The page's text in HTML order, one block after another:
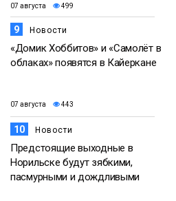
07 августа 499
9 Новости
«Домик Хоббитов» и «Самолёт в
облаках» появятся в Кайеркане
07 августа 443
10 Новости
Предстоящие выходные в
Норильске будут зябкими,
пасмурными и дождливыми